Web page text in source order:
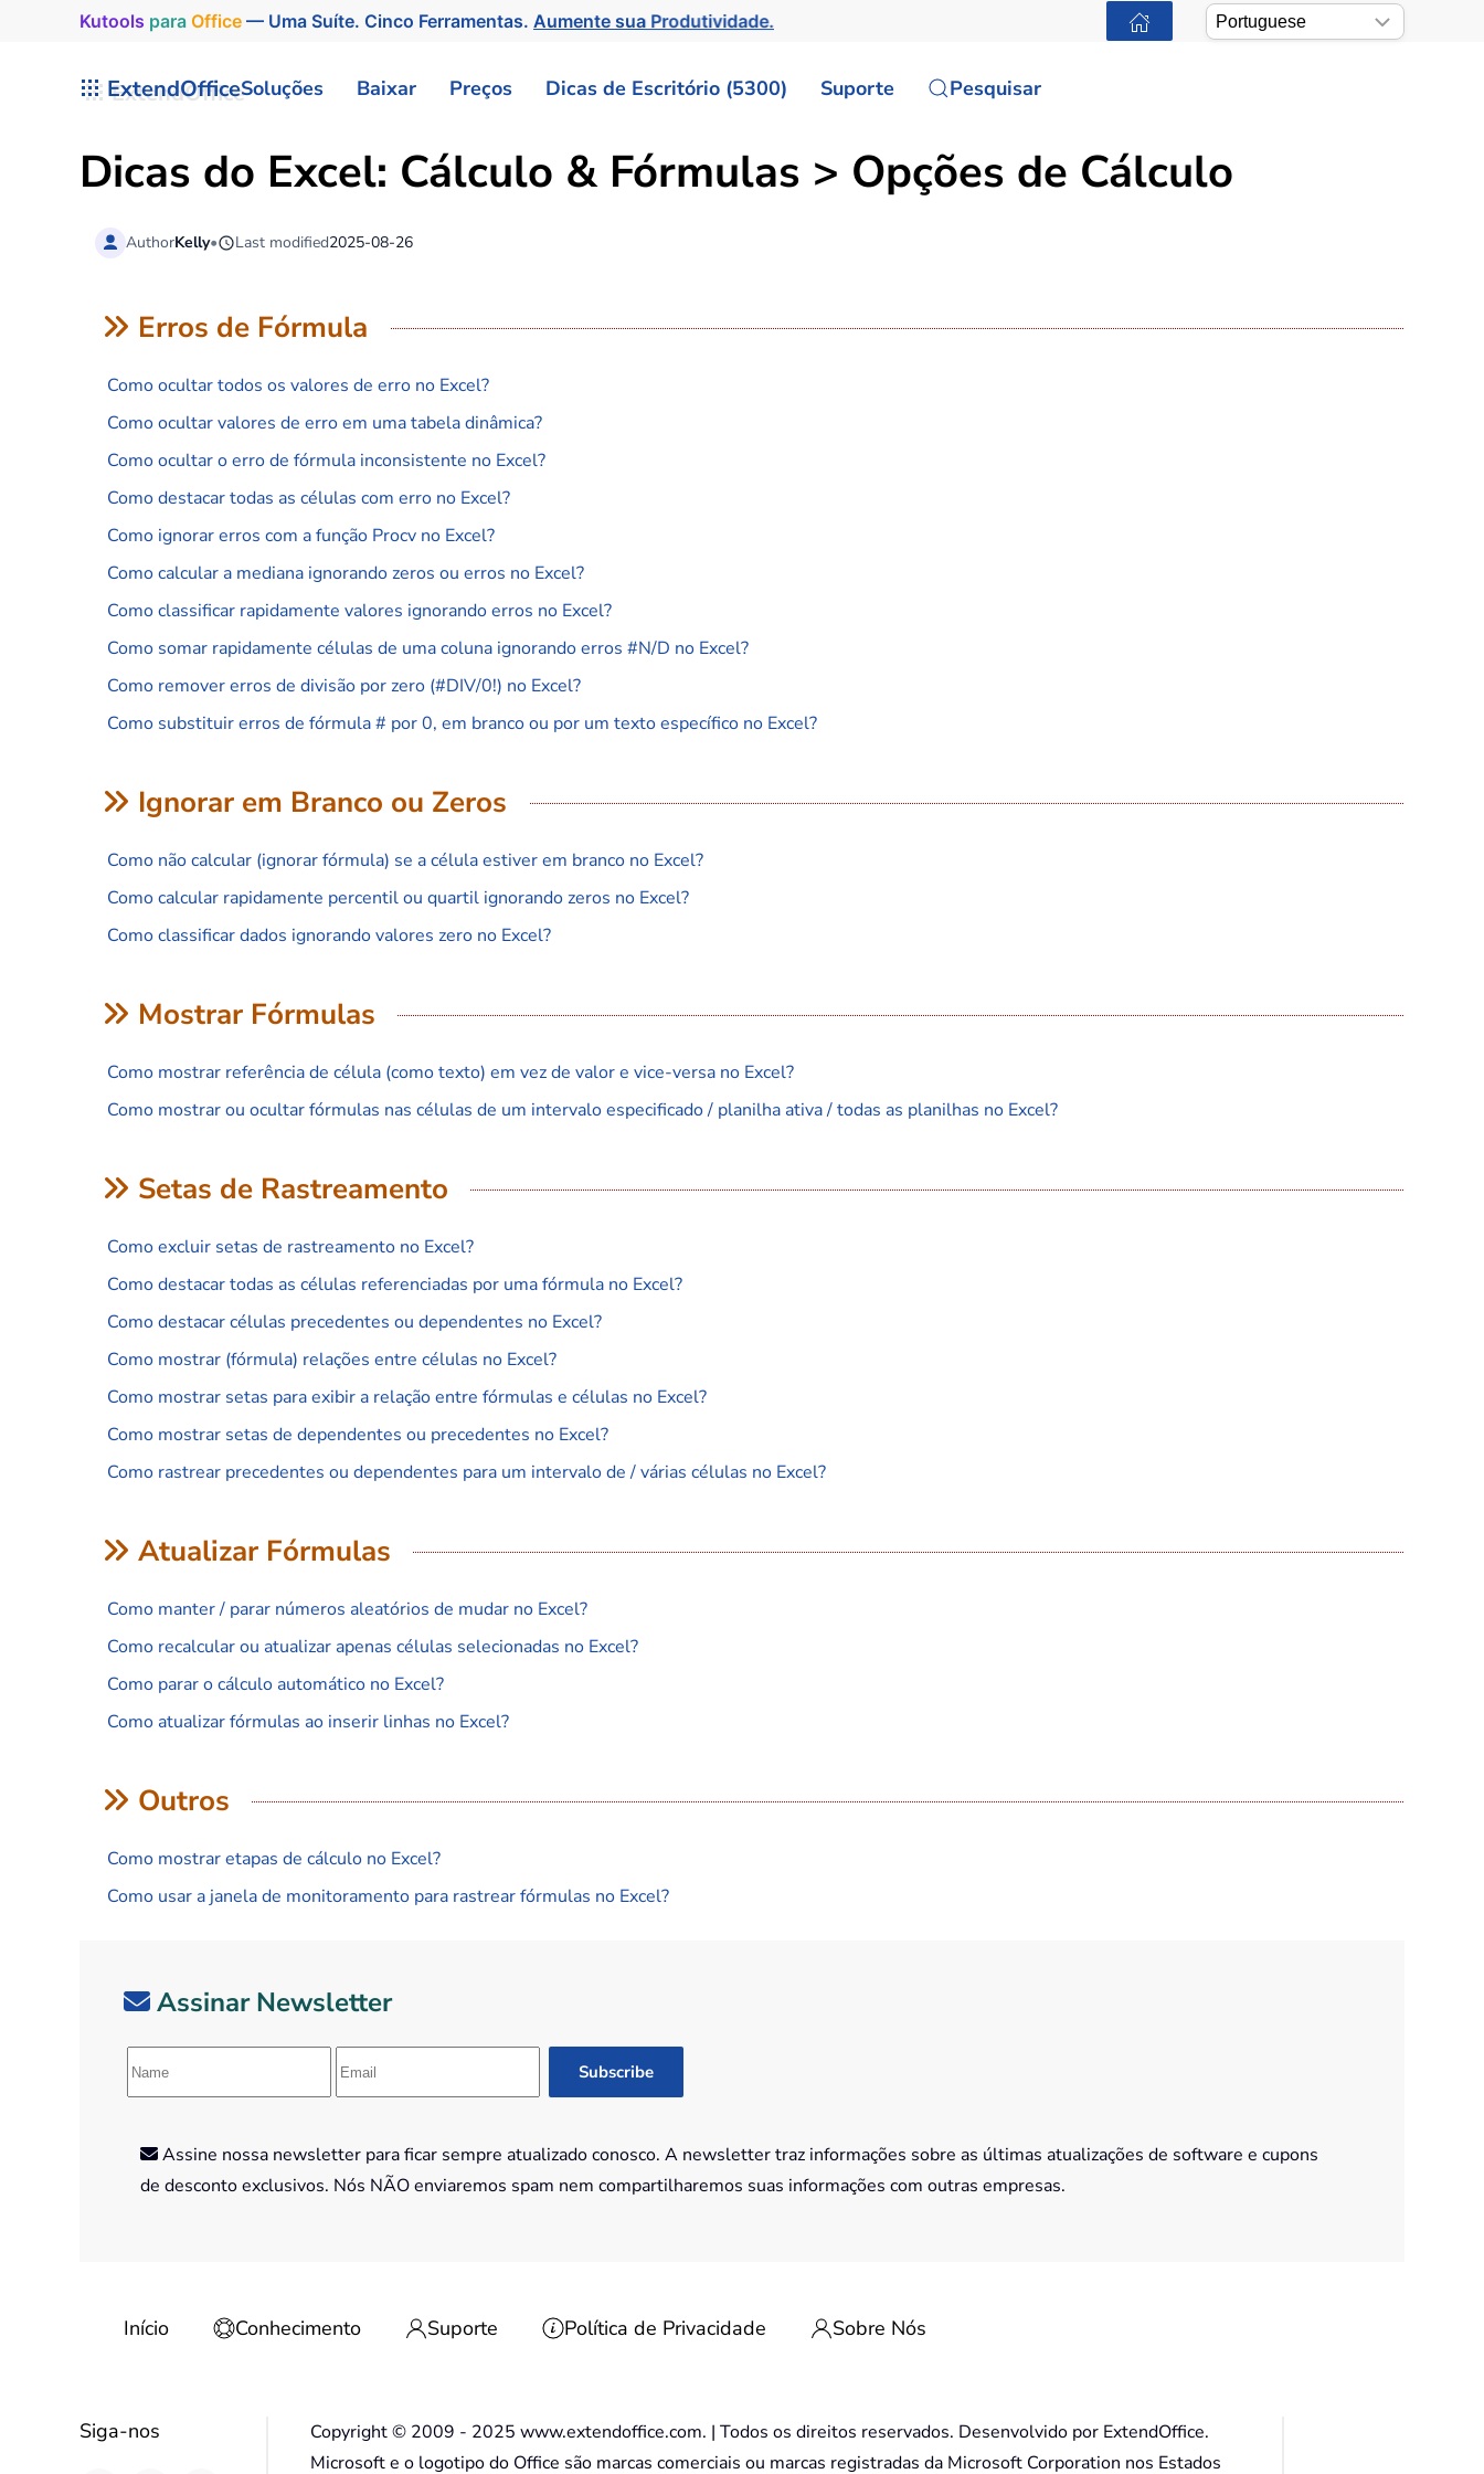
Kutools para Office— Uma Suíte. Cinco Ferramentas.Aumente sua Produtividade.
ExtendOfficeSoluções Baixar Preços Dicas de Escritório (5300) Suporte Pesquisar
Dicas do Excel: Cálculo & Fórmulas > Opções de Cálculo
AuthorKelly• Last modified2025-08-26
Erros de Fórmula
Como ocultar todos os valores de erro no Excel?
Como ocultar valores de erro em uma tabela dinâmica?
Como ocultar o erro de fórmula inconsistente no Excel?
Como destacar todas as células com erro no Excel?
Como ignorar erros com a função Procv no Excel?
Como calcular a mediana ignorando zeros ou erros no Excel?
Como classificar rapidamente valores ignorando erros no Excel?
Como somar rapidamente células de uma coluna ignorando erros #N/D no Excel?
Como remover erros de divisão por zero (#DIV/0!) no Excel?
Como substituir erros de fórmula # por 0, em branco ou por um texto específico no Excel?
Ignorar em Branco ou Zeros
Como não calcular (ignorar fórmula) se a célula estiver em branco no Excel?
Como calcular rapidamente percentil ou quartil ignorando zeros no Excel?
Como classificar dados ignorando valores zero no Excel?
Mostrar Fórmulas
Como mostrar referência de célula (como texto) em vez de valor e vice-versa no Excel?
Como mostrar ou ocultar fórmulas nas células de um intervalo especificado / planilha ativa / todas as planilhas no Excel?
Setas de Rastreamento
Como excluir setas de rastreamento no Excel?
Como destacar todas as células referenciadas por uma fórmula no Excel?
Como destacar células precedentes ou dependentes no Excel?
Como mostrar (fórmula) relações entre células no Excel?
Como mostrar setas para exibir a relação entre fórmulas e células no Excel?
Como mostrar setas de dependentes ou precedentes no Excel?
Como rastrear precedentes ou dependentes para um intervalo de / várias células no Excel?
Atualizar Fórmulas
Como manter / parar números aleatórios de mudar no Excel?
Como recalcular ou atualizar apenas células selecionadas no Excel?
Como parar o cálculo automático no Excel?
Como atualizar fórmulas ao inserir linhas no Excel?
Outros
Como mostrar etapas de cálculo no Excel?
Como usar a janela de monitoramento para rastrear fórmulas no Excel?
Assinar Newsletter
Assine nossa newsletter para ficar sempre atualizado conosco. A newsletter traz informações sobre as últimas atualizações de software e cupons
de desconto exclusivos. Nós NÃO enviaremos spam nem compartilharemos suas informações com outras empresas.
Início Conhecimento Suporte Política de Privacidade Sobre Nós
Siga-nos
Copyright © 2009 - 2025 www.extendoffice.com. | Todos os direitos reservados. Desenvolvido por ExtendOffice.
Microsoft e o logotipo do Office são marcas comerciais ou marcas registradas da Microsoft Corporation nos Estados